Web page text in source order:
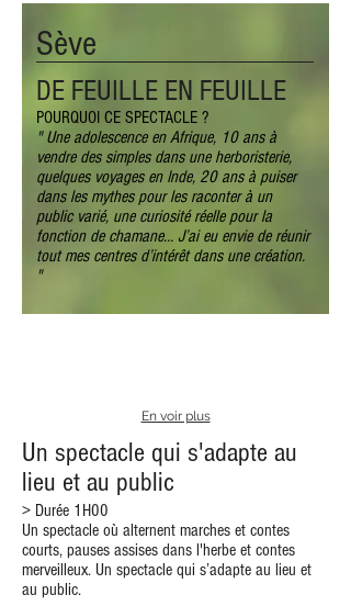
DE FEUILLE EN FEUILLE
POURQUOI CE SPECTACLE ?
" Une adolescence en Afrique, 10 ans à
vendre des simples dans une herboristerie,
quelques voyages en Inde, 20 ans à puiser
dans les mythes pour les raconter à un
public varié, une curiosité réelle pour la
fonction de chamane… J’ai eu envie de réunir
tout mes centres d’intérêt dans une création.
"
Sève
En voir plus
Un spectacle qui s'adapte au
lieu et au public
> Durée 1H00
Un spectacle où alternent marches et contes
courts, pauses assises dans l'herbe et contes
merveilleux. Un spectacle qui s’adapte au lieu et
au public.